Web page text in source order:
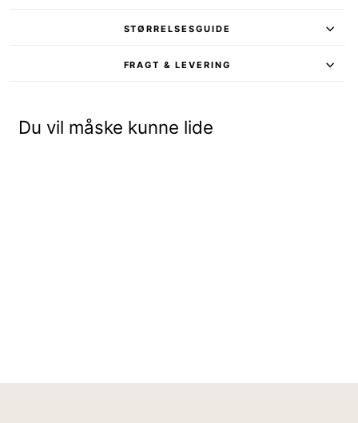
STØRRELSESGUIDE
FRAGT & LEVERING
Du vil måske kunne lide